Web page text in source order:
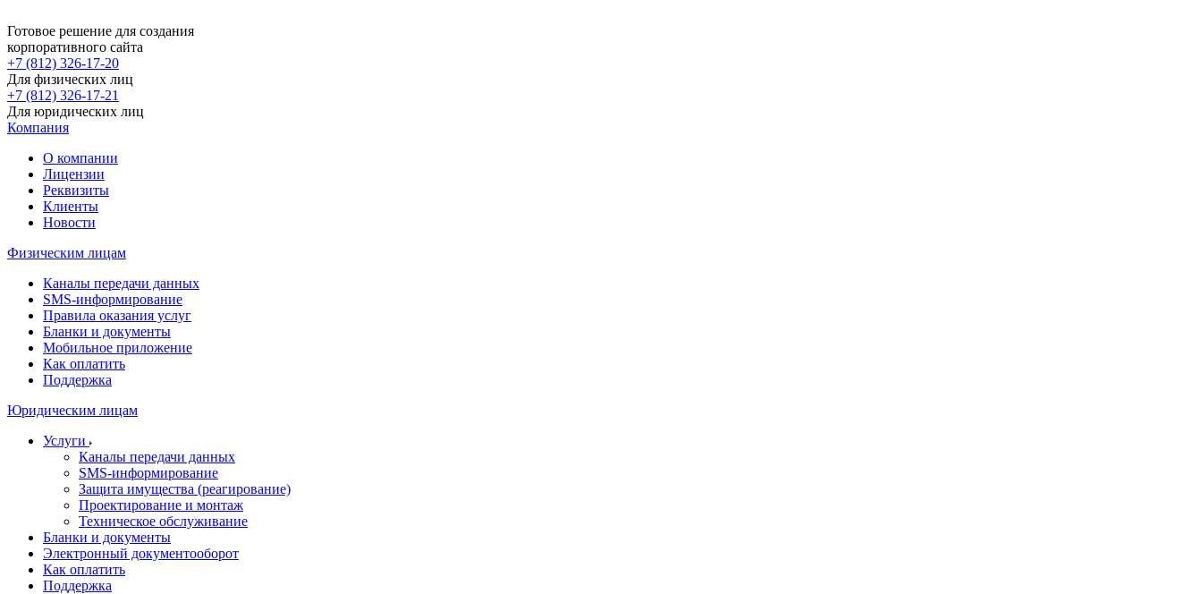
Готовое решение для создания
корпоративного сайта
+7 (812) 326-17-20
Для физических лиц
+7 (812) 326-17-21
Для юридических лиц
Компания
О компании
Лицензии
Реквизиты
Клиенты
Новости
Физическим лицам
Каналы передачи данных
SMS-информирование
Правила оказания услуг
Бланки и документы
Мобильное приложение
Как оплатить
Поддержка
Юридическим лицам
Услуги
Каналы передачи данных
SMS-информирование
Защита имущества (реагирование)
Проектирование и монтаж
Техническое обслуживание
Бланки и документы
Электронный документооборот
Как оплатить
Поддержка